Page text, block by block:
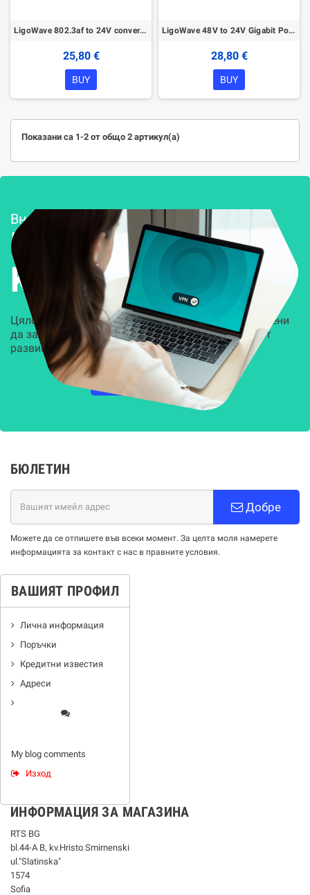
LigoWave 802.3af to 24V converter
25,80 €
BUY
LigoWave 48V to 24V Gigabit PoE Converter
28,80 €
BUY
Показани са 1-2 от общо 2 артикул(а)
Внедряване и поддръжка
Решения за
Kиберсигурност
Цялостни, задвижвани от AI решения, предназначени
да защитят всеки слой на вашата организация от
развиващите се киберзаплахи.
НАУЧЕТЕ ПОВЕЧЕ
БЮЛЕТИН
Добре
Можете да се отпишете във всеки момент. За целта моля намерете
информацията за контакт с нас в правните условия.
ВАШИЯТ ПРОФИЛ
Лична информация
Поръчки
Кредитни известия
Адреси
My blog comments
Изход
ИНФОРМАЦИЯ ЗА МАГАЗИНА
RTS BG
bl.44-А В, kv.Hristo Smirnenski
ul."Slatinska"
1574
Sofia